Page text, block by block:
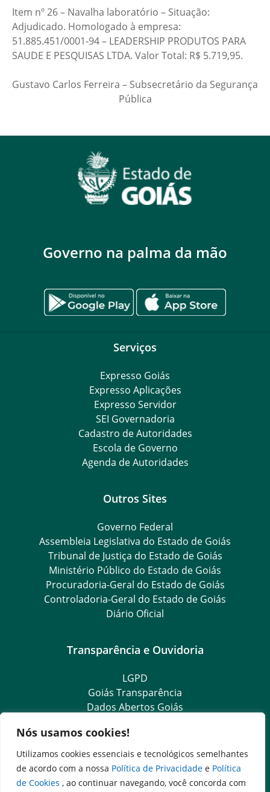
Nós usamos cookies!
Utilizamos cookies essenciais e tecnológicos semelhantes
de acordo com a nossa Política de Privacidade e Política
de Cookies , ao continuar navegando, você concorda com
Item nº 26 – Navalha laboratório – Situação:
Adjudicado. Homologado à empresa:
51.885.451/0001-94 – LEADERSHIP PRODUTOS PARA
SAUDE E PESQUISAS LTDA. Valor Total: R$ 5.719,95.
Gustavo Carlos Ferreira – Subsecretário da Segurança
Pública
Governo na palma da mão
Serviços
Expresso Goiás
Expresso Aplicações
Expresso Servidor
SEI Governadoria
Cadastro de Autoridades
Escola de Governo
Agenda de Autoridades
Outros Sites
Governo Federal
Assembleia Legislativa do Estado de Goiás
Tribunal de Justiça do Estado de Goiás
Ministério Público do Estado de Goiás
Procuradoria-Geral do Estado de Goiás
Controladoria-Geral do Estado de Goiás
Diário Oficial
Transparência e Ouvidoria
LGPD
Goiás Transparência
Dados Abertos Goiás
SIC – Serviço de Informação ao Cidadão
Ouvidoria Setorial (Expresso)
Ouvidoria Setorial (Presencial)